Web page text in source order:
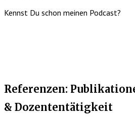
Kennst Du schon meinen Podcast?
Referenzen:
& Dozententätigkeit